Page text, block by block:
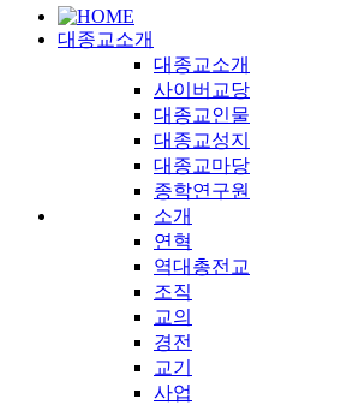
대종교소개
대종교소개
사이버교당
대종교인물
대종교성지
대종교마당
종학연구원
소개
연혁
역대총전교
조직
교의
경전
교기
사업